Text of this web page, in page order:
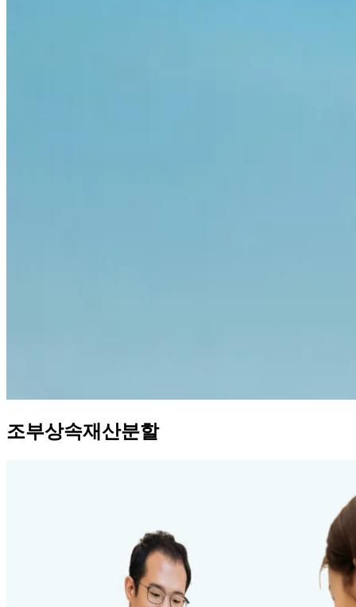
조부상속재산분할